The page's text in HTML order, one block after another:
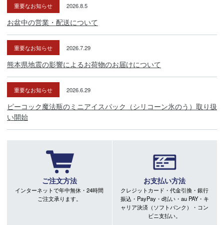
重要なお知らせ 2026.8.5
お盆中の営業・配送について
重要なお知らせ 2026.7.29
熊本県地震の影響によるお荷物のお届けについて
重要なお知らせ 2026.6.29
ピーコック魔法瓶のミニアイスパック（シリコーン氷のう）取り扱
い開始
ご注文方法
インターネットで年中無休・24時間
ご注文承ります。
お支払い方法
クレジットカード・代金引換・銀行
振込・PayPay・d払い・au PAY・キ
ャリア決済（ソフトバンク）・コン
ビニ支払い。